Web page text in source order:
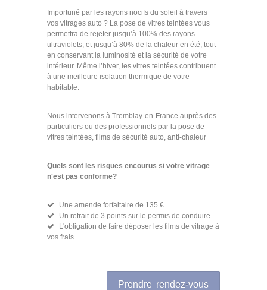
Importuné par les rayons nocifs du soleil à travers
vos vitrages auto ? La pose de vitres teintées vous
permettra de rejeter jusqu’à 100% des rayons
ultraviolets, et jusqu’à 80% de la chaleur en été, tout
en conservant la luminosité et la sécurité de votre
intérieur. Même l’hiver, les vitres teintées contribuent
à une meilleure isolation thermique de votre
habitable.
Nous intervenons à Tremblay-en-France auprès des
particuliers ou des professionnels par la pose de
vitres teintées, films de sécurité auto, anti-chaleur
Quels sont les risques encourus si votre vitrage
n'est pas conforme?
Une amende forfaitaire de 135 €
Un retrait de 3 points sur le permis de conduire
L'obligation de faire déposer les films de vitrage à
vos frais
Prendre rendez-vous